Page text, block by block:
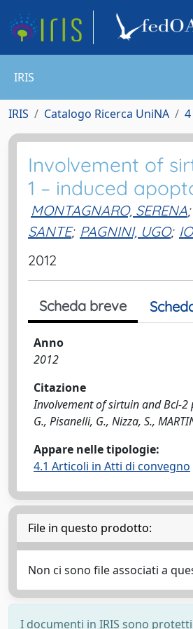
IRIS
IRIS Catalogo Ricerca UniNA
Involvement of
1 – induced
MONTAGNARO, SERENA;
SANTE; PAGNINI, UGO;
2012
Scheda breve
Anno
2012
Citazione
Involvement of sirtuin and Bcl-2
G., Pisanelli, G., Nizza, S.,
Appare nelle tipologie:
4.1 Articoli in Atti di convegno
File in questo prodotto:
Non ci sono file associati a
I documenti in IRIS sono